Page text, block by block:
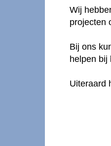
Wij
projecten
Bij ons
helpen
Uiteraard